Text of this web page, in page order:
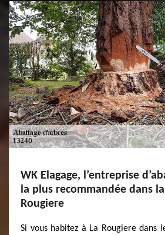
WK Elagage, l’entreprise
la plus recommandée dans
Rougiere
Si vous habitez à La Rougiere dans